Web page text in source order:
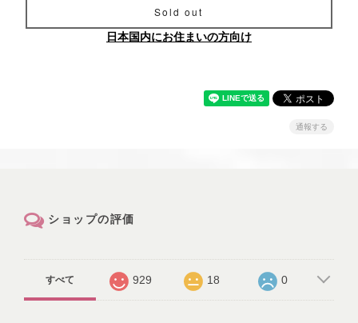
Sold out
日本国内にお住まいの方向け
通報する
ショップの評価
すべて 929 18 0